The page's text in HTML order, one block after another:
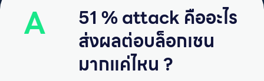
A
51 % attack คืออะไร
ส่งผลต่อบล็อกเชน
มากแค่ไหน ?